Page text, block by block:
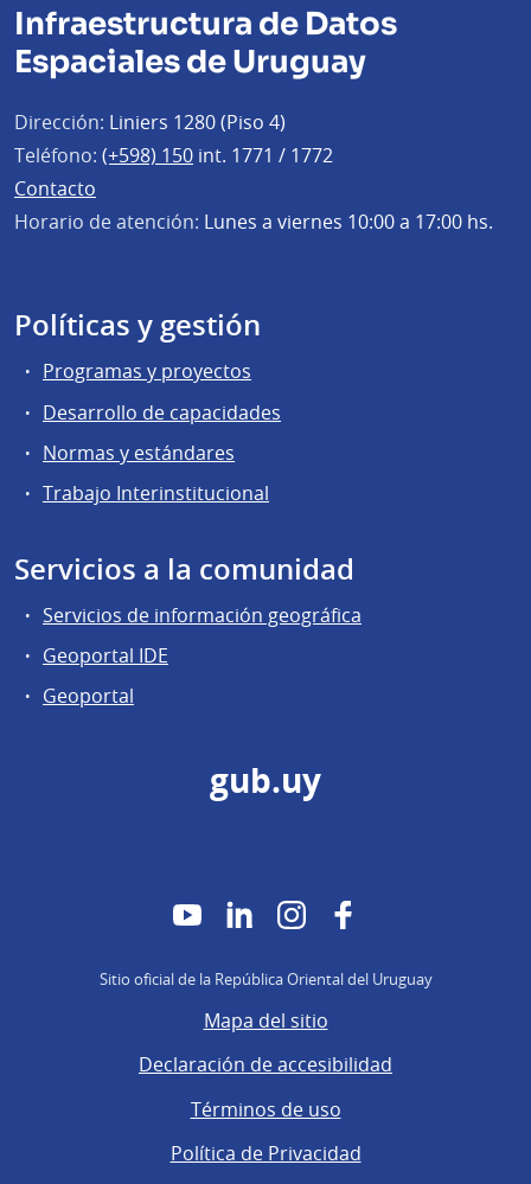
Infraestructura de Datos
Espaciales de Uruguay
Dirección: Liniers 1280 (Piso 4)
Teléfono: (+598) 150 int. 1771 / 1772
Contacto
Horario de atención: Lunes a viernes 10:00 a 17:00 hs.
Políticas y gestión
Programas y proyectos
Desarrollo de capacidades
Normas y estándares
Trabajo Interinstitucional
Servicios a la comunidad
Servicios de información geográfica
Geoportal IDE
Geoportal
gub.uy
YouTubeLinkedInInstagram
Sitio oficial de la República Oriental del Uruguay
Mapa del sitio
Declaración de accesibilidad
Términos de uso
Política de Privacidad